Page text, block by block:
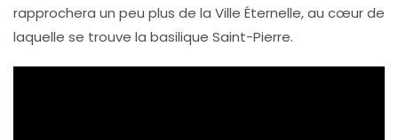
rapprochera un peu plus de la Ville Éternelle, au cœur de
laquelle se trouve la basilique Saint-Pierre.